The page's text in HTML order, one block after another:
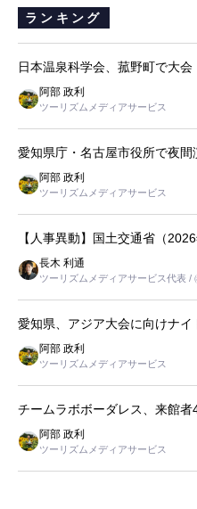
ランキング
日本温泉科学会、菰野町で大
阿部 政利
ツーリズムメディアサービス
愛知県庁・名古屋市役所で夜
阿部 政利
ツーリズムメディアサービス
【人事異動】国土交通省（
長木 利通
ツーリズムメディアサービス代表 /
愛知県、アジア大会に向けナイ
阿部 政利
ツーリズムメディアサービス
チームラボボーダレス、来館者
阿部 政利
ツーリズムメディアサービス